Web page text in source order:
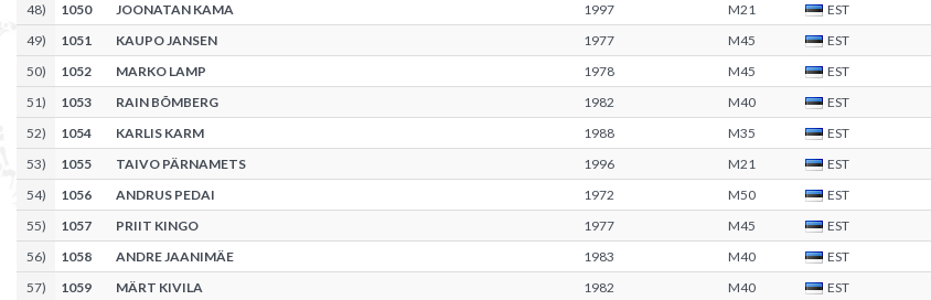
48) 1050 JOONATAN KAMA 1997 M21 EST
49) 1051 KAUPO JANSEN 1977 M45 EST
50) 1052 MARKO LAMP 1978 M45 EST
51) 1053 RAIN BÕMBERG 1982 M40 EST
52) 1054 KARLIS KARM 1988 M35 EST
53) 1055 TAIVO PÄRNAMETS 1996 M21 EST
54) 1056 ANDRUS PEDAI 1972 M50 EST
55) 1057 PRIIT KINGO 1977 M45 EST
56) 1058 ANDRE JAANIMÄE 1983 M40 EST
57) 1059 MÄRT KIVILA 1982 M40 EST